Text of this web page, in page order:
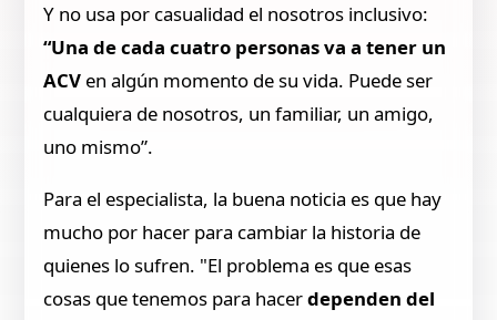
Y no usa por casualidad el nosotros inclusivo:
“Una de cada cuatro personas va a tener un
ACV en algún momento de su vida. Puede ser
cualquiera de nosotros, un familiar, un amigo,
uno mismo”.
Para el especialista, la buena noticia es que hay
mucho por hacer para cambiar la historia de
quienes lo sufren. "El problema es que esas
cosas que tenemos para hacerdependen del